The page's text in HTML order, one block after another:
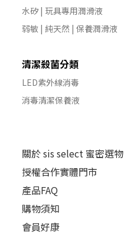
水矽 | 玩具專用潤滑液
弱敏 | 純天然 | 保養潤滑液
清潔殺菌分類
LED紫外線消毒
消毒清潔保養液
關於 sis select 蜜密選物
授權合作實體門市
產品FAQ
購物須知
會員好康